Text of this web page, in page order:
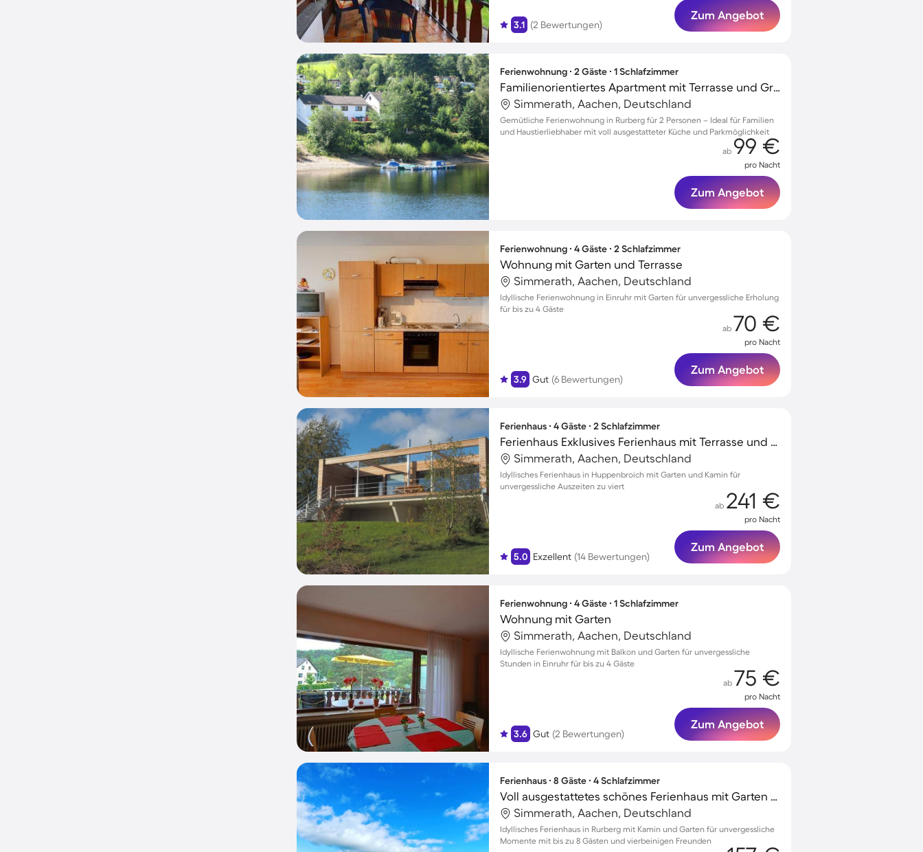
3.1 (2 Bewertungen)
Zum Angebot
Ferienwohnung ∙ 2 Gäste ∙ 1 Schlafzimmer
Familienorientiertes Apartment mit Terrasse und Grill | Hunde erlaubt
Simmerath, Aachen, Deutschland
Gemütliche Ferienwohnung in Rurberg für 2 Personen – Ideal für Familien
und Haustierliebhaber mit voll ausgestatteter Küche und Parkmöglichkeit
ab 99 €
pro Nacht
Zum Angebot
Ferienwohnung ∙ 4 Gäste ∙ 2 Schlafzimmer
Wohnung mit Garten und Terrasse
Simmerath, Aachen, Deutschland
Idyllische Ferienwohnung in Einruhr mit Garten für unvergessliche Erholung
für bis zu 4 Gäste
3.9 Gut (6 Bewertungen)
ab 70 €
pro Nacht
Zum Angebot
Ferienhaus ∙ 4 Gäste ∙ 2 Schlafzimmer
Ferienhaus Exklusives Ferienhaus mit Terrasse und Garten
Simmerath, Aachen, Deutschland
Idyllisches Ferienhaus in Huppenbroich mit Garten und Kamin für
unvergessliche Auszeiten zu viert
5.0 Exzellent (14 Bewertungen)
ab 241 €
pro Nacht
Zum Angebot
Ferienwohnung ∙ 4 Gäste ∙ 1 Schlafzimmer
Wohnung mit Garten
Simmerath, Aachen, Deutschland
Idyllische Ferienwohnung mit Balkon und Garten für unvergessliche
Stunden in Einruhr für bis zu 4 Gäste
3.6 Gut (2 Bewertungen)
ab 75 €
pro Nacht
Zum Angebot
Ferienhaus ∙ 8 Gäste ∙ 4 Schlafzimmer
Voll ausgestattetes schönes Ferienhaus mit Garten und Terrasse | Haustiere sind willkommen
Simmerath, Aachen, Deutschland
Idyllisches Ferienhaus in Rurberg mit Kamin und Garten für unvergessliche
Momente mit bis zu 8 Gästen und vierbeinigen Freunden